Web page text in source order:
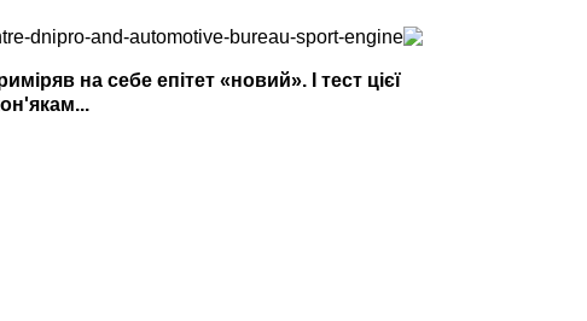
на себе епітет «новий». І тест цієї